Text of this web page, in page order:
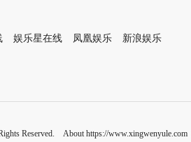
娱乐星在线 凤凰娱乐
新浪娱乐
Reserved. About https://www.xingwenyule.com